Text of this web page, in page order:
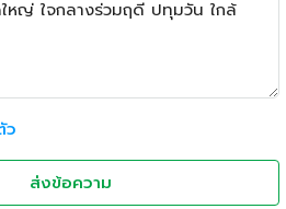
ว
ส่งข้อความ